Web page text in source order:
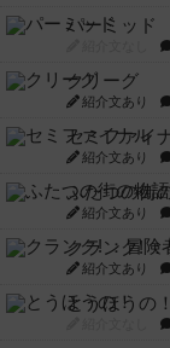
パーミッド
クリーグ
紹介文あり
セミファイ
紹介文あり
ふたつの街
紹介文あり
クランク! ：
紹介文あり
とうほうの！